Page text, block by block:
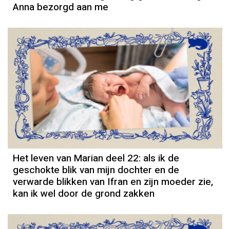
Anna bezorgd aan me
Column
Het leven van Marian deel 22: als ik de
geschokte blik van mijn dochter en de
verwarde blikken van Ifran en zijn moeder zie,
kan ik wel door de grond zakken